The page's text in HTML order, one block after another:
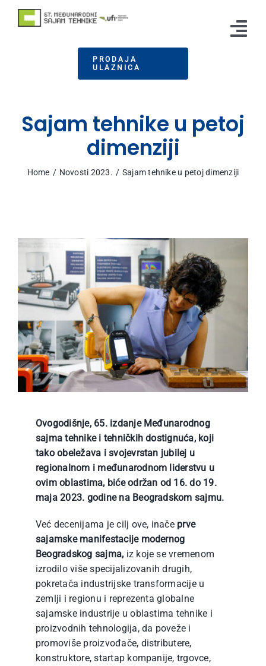
Skip
Vesti
PRODAJA
ULAZNICA
Sajam tehnike u petoj
dimenziji
Home Novosti 2023. Sajam tehnike u petoj dimenziji
Ovogodišnje, 65. izdanje Međunarodnog
sajma tehnike i tehničkih dostignuća, koji
tako obeležava i svojevrstan jubilej u
regionalnom i međunarodnom liderstvu u
ovim oblastima, biće održan od 16. do 19.
maja 2023. godine na Beogradskom sajmu.
Već decenijama je cilj ove, inače prve
sajamske manifestacije modernog
Beogradskog sajma, iz koje se vremenom
izrodilo više specijalizovanih drugih,
pokretača industrijske transformacije u
zemlji i regionu i reprezenta globalne
sajamske industrije u oblastima tehnike i
proizvodnih tehnologija, da poveže i
promoviše proizvođače, distributere,
konstruktore, startap kompanije, trgovce,